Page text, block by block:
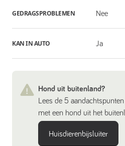
GEDRAGSPROBLEMEN Nee
KAN IN AUTO Ja
Hond uit buitenland?
Lees de 5
met een hond uit het
Huisdierenbijsluiter